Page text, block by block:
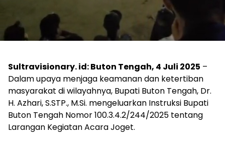
Sultravisionary. id: Buton Tengah, 4 Juli 2025 –
Dalam upaya menjaga keamanan dan ketertiban
masyarakat di wilayahnya, Bupati Buton Tengah, Dr.
H. Azhari, S.STP., M.Si. mengeluarkan Instruksi Bupati
Buton Tengah Nomor 100.3.4.2/244/2025 tentang
Larangan Kegiatan Acara Joget.